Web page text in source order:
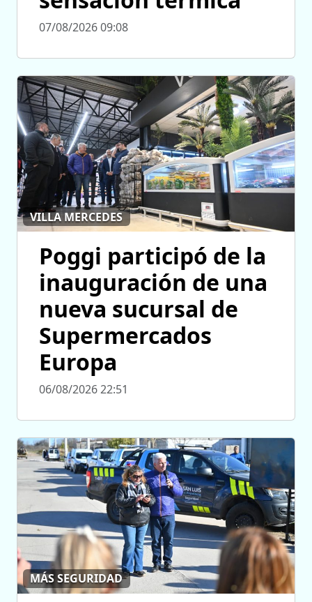
07/08/2026 09:08
VILLA MERCEDES
Poggi participó de la
inauguración de una
nueva sucursal de
Supermercados
Europa
06/08/2026 22:51
MÁS SEGURIDAD